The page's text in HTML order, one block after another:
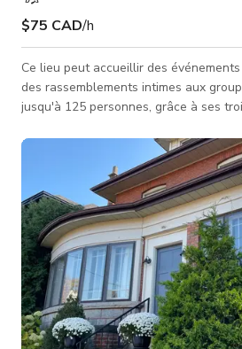
$75 CAD/h
Ce lieu peut accueillir des
des rassemblements intimes aux
jusqu'à 125 personnes, grâce à ses
fenêtres, d'un éclairage rétro, d'un
étages, de rideaux luxueux, et plus
cérémonies, les heures de cocktail
comprend également un grand écran
projecteur pour un